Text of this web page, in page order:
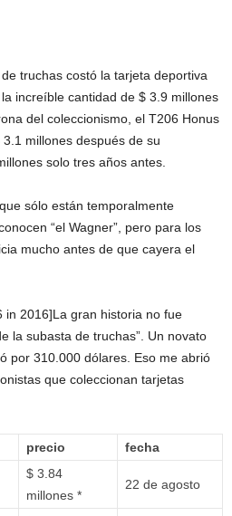
truchas costó la tarjeta deportiva
increíble cantidad de $ 3.9 millones
del coleccionismo, el T206 Honus
millones después de su
solo tres años antes.
sólo están temporalmente
“el Wagner”, pero para los
mucho antes de que cayera el
in 2016]La gran historia no fue
la subasta de truchas”. Un novato
por 310.000 dólares. Eso me abrió
que coleccionan tarjetas
precio fecha
$ 3.84
millones *
22 de agosto